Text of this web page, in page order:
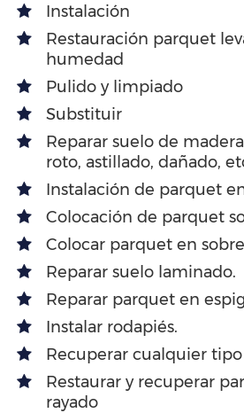
Instalación
Restauración parquet
humedad
Pulido y limpiado
Substituir
Reparar suelo de
roto, astillado, dañado,
Instalación de parquet
Colocación de parquet
Colocar parquet en
Reparar suelo laminado.
Reparar parquet en
Instalar rodapiés.
Recuperar cualquier
Restaurar y recuperar
rayado